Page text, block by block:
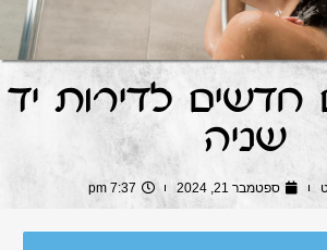
חדשים לדירות יד
שניה
ספטמבר 21, 2024 7:37 pm